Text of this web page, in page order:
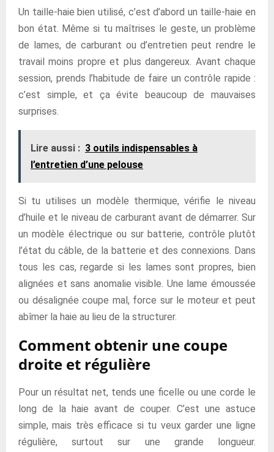
Un taille-haie bien utilisé, c’est d’abord un taille-haie en
bon état. Même si tu maîtrises le geste, un problème
de lames, de carburant ou d’entretien peut rendre le
travail moins propre et plus dangereux. Avant chaque
session, prends l’habitude de faire un contrôle rapide :
c’est simple, et ça évite beaucoup de mauvaises
surprises.
Lire aussi : 3 outils indispensables à
l’entretien d’une pelouse
Si tu utilises un modèle thermique, vérifie le niveau
d’huile et le niveau de carburant avant de démarrer. Sur
un modèle électrique ou sur batterie, contrôle plutôt
l’état du câble, de la batterie et des connexions. Dans
tous les cas, regarde si les lames sont propres, bien
alignées et sans anomalie visible. Une lame émoussée
ou désalignée coupe mal, force sur le moteur et peut
abîmer la haie au lieu de la structurer.
Comment obtenir une coupe
droite et régulière
Pour un résultat net, tends une ficelle ou une corde le
long de la haie avant de couper. C’est une astuce
simple, mais très efficace si tu veux garder une ligne
régulière, surtout sur une grande longueur.